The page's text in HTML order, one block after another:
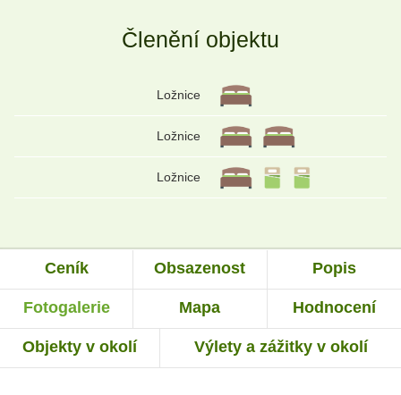
Členění objektu
Ložnice
Ložnice
Ložnice
Ceník Obsazenost Popis
Fotogalerie Mapa Hodnocení
Objekty v okolí Výlety a zážitky v okolí